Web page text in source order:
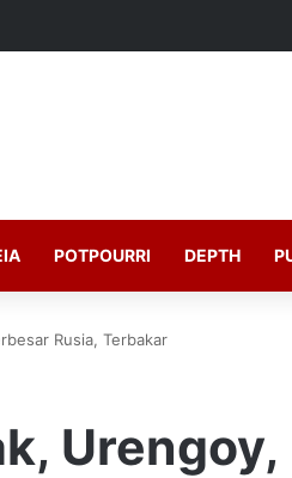
POTPOURRI DEPTH
Rusia, Terbakar
Urengoy,